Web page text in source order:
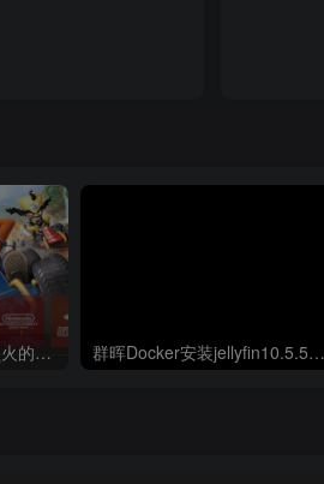
分享一款最近抖音卖的很火的游戏模拟器–WIN前端模拟器【游戏模拟器】 群晖Docker安装jellyfin10.5.5并开启硬解GPU解码